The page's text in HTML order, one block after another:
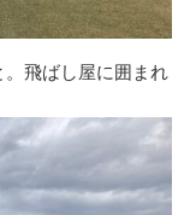
飛ばし屋に囲まれ